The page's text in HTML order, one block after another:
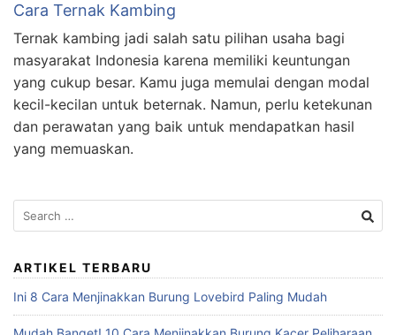
Cara Ternak Kambing
Ternak kambing jadi salah satu pilihan usaha bagi
masyarakat Indonesia karena memiliki keuntungan
yang cukup besar. Kamu juga memulai dengan modal
kecil-kecilan untuk beternak. Namun, perlu ketekunan
dan perawatan yang baik untuk mendapatkan hasil
yang memuaskan.
Search
for:
ARTIKEL TERBARU
Ini 8 Cara Menjinakkan Burung Lovebird Paling Mudah